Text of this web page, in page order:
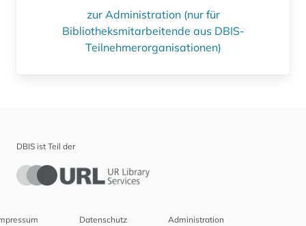
zur Administration (nur für
Bibliotheksmitarbeitende aus DBIS-
Teilnehmerorganisationen)
DBIS ist Teil der
Datenschutz Administration